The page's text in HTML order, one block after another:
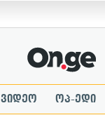
ვიდეო ოპ-ედი